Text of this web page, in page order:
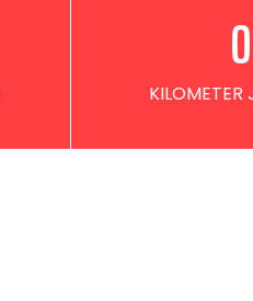
KILOMETER
0